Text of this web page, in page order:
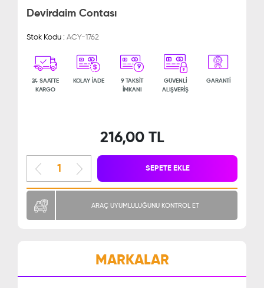
Devirdaim Contası
Stok Kodu : ACY-1762
24 SAATTE
KARGO
KOLAY İADE
9
9 TAKSİT
İMKANI
GÜVENLİ
ALIŞVERİŞ
GARANTİ
216,00 TL
SEPETE EKLE
ARAÇ UYUMLULUĞUNU KONTROL ET
MARKALAR